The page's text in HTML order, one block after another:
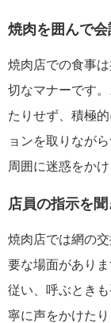
焼肉を囲んで
焼肉店での食事
切なマナーです
たりせず、積極
ョンを取りなが
周囲に迷惑をか
店員の指示を
焼肉店では網の
要な場面があり
従い、呼ぶとき
寧に声をかけた